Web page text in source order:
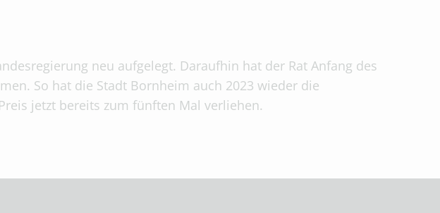
neu aufgelegt. Daraufhin hat der Rat Anfang des
So hat die Stadt Bornheim auch 2023 wieder die
jetzt bereits zum fünften Mal verliehen.